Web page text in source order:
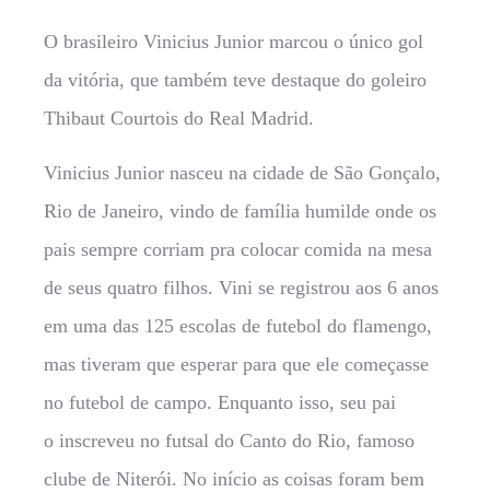
O brasileiro Vinicius Junior marcou o único gol
da vitória, que também teve destaque do goleiro
Thibaut Courtois do Real Madrid.
Vinicius Junior nasceu na cidade de São Gonçalo,
Rio de Janeiro, vindo de família humilde onde os
pais sempre corriam pra colocar comida na mesa
de seus quatro filhos. Vini se registrou aos 6 anos
em uma das 125 escolas de futebol do flamengo,
mas tiveram que esperar para que ele começasse
no futebol de campo. Enquanto isso, seu pai
o inscreveu no futsal do Canto do Rio, famoso
clube de Niterói. No início as coisas foram bem